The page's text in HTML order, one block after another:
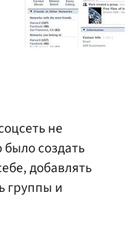
не
создать
добавлять
группы и